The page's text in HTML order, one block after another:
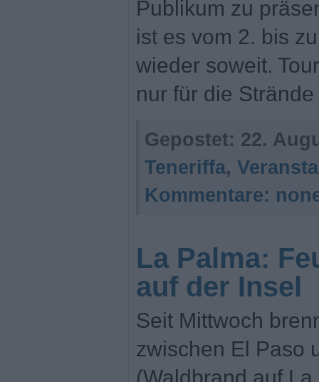
Publikum zu
ist es vom 2. bis
wieder soweit.
nur für die
Gepostet: 22.
Teneriffa,
Kommentare:
La Palma:
auf der Insel
Seit Mittwoch
zwischen El Paso